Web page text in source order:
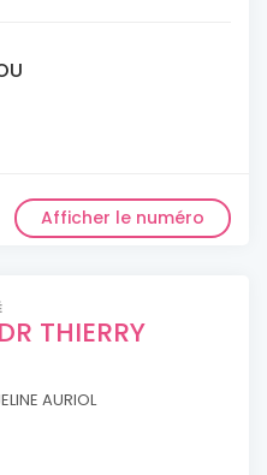
Afficher le numéro
THIERRY
AURIOL